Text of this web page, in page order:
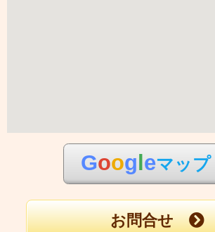
Goog eマップ
お問合せ